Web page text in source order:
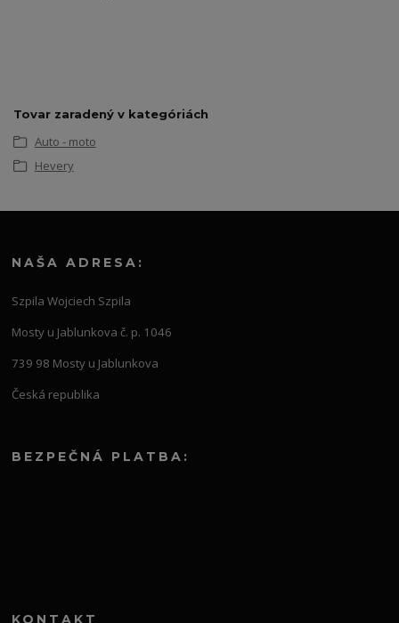
Tovar zaradený v kategóriách
Auto - moto
Hevery
NAŠA ADRESA:
Szpila Wojciech Szpila
Mosty u Jablunkova č. p. 1046
739 98 Mosty u Jablunkova
Česká republika
BEZPEČNÁ PLATBA:
KONTAKT